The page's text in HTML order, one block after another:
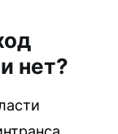
нет?